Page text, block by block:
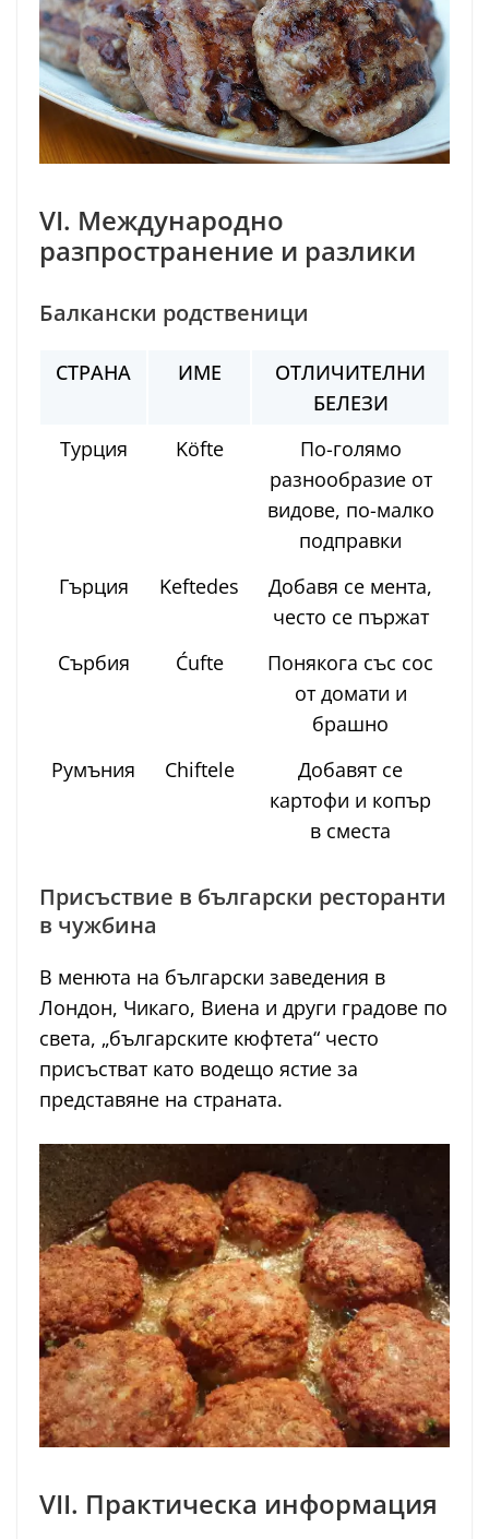
VI. Международно
разпространение и разлики
Балкански родственици
СТРАНА ИМЕ
ОТЛИЧИТЕЛНИ
БЕЛЕЗИ
Турция
Köfte
По-голямо
разнообразие от
видове, по-малко
подправки
Гърция
Keftedes
Добавя се мента,
често се пържат
Сърбия
Ćufte
Понякога със сос
от домати и
брашно
Румъния
Chiftele
Добавят се
картофи и копър
в сместа
Присъствие в български ресторанти
в чужбина
В менюта на български заведения в
Лондон, Чикаго, Виена и други градове по
света, „българските кюфтета“ често
присъстват като водещо ястие за
представяне на страната.
VII. Практическа информация